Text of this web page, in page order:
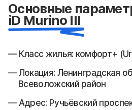
Основные
iD Murino III
Класс жилья: комфорт+
Локация: Ленинградская
Всеволожский район
Адрес: Ручьёвский